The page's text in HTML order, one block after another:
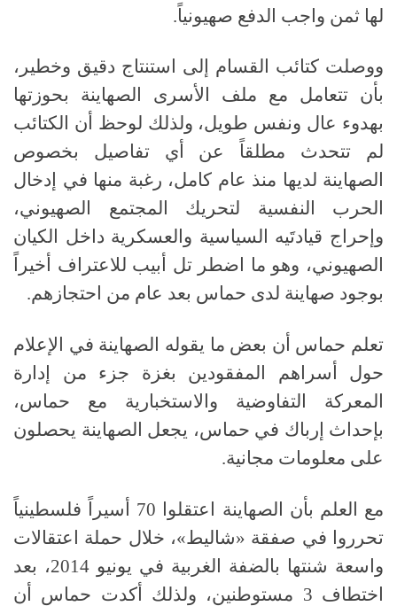
لها ثمن واجب الدفع صهيونياً.
ووصلت كتائب القسام إلى استنتاج دقيق وخطير،
بأن تتعامل مع ملف الأسرى الصهاينة بحوزتها
بهدوء عال ونفس طويل، ولذلك لوحظ أن الكتائب
لم تتحدث مطلقاً عن أي تفاصيل بخصوص
الصهاينة لديها منذ عام كامل، رغبة منها في إدخال
الحرب النفسية لتحريك المجتمع الصهيوني،
وإحراج قيادتَيه السياسية والعسكرية داخل الكيان
الصهيوني، وهو ما اضطر تل أبيب للاعتراف أخيراً
بوجود صهاينة لدى حماس بعد عام من احتجازهم.
تعلم حماس أن بعض ما يقوله الصهاينة في الإعلام
حول أسراهم المفقودين بغزة جزء من إدارة
المعركة التفاوضية والاستخبارية مع حماس،
بإحداث إرباك في حماس، يجعل الصهاينة يحصلون
على معلومات مجانية.
مع العلم بأن الصهاينة اعتقلوا
أسيراً فلسطينياً
تحرروا في صفقة «شاليط»، خلال حملة اعتقالات
واسعة شنتها بالضفة الغربية في يونيو
، بعد
اختطاف
مستوطنين، ولذلك أكدت حماس أن